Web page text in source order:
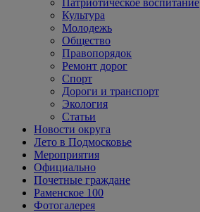
Патриотическое воспитание
Культура
Молодежь
Общество
Правопорядок
Ремонт дорог
Спорт
Дороги и транспорт
Экология
Статьи
Новости округа
Лето в Подмосковье
Мероприятия
Официально
Почетные граждане
Раменское 100
Фотогалерея